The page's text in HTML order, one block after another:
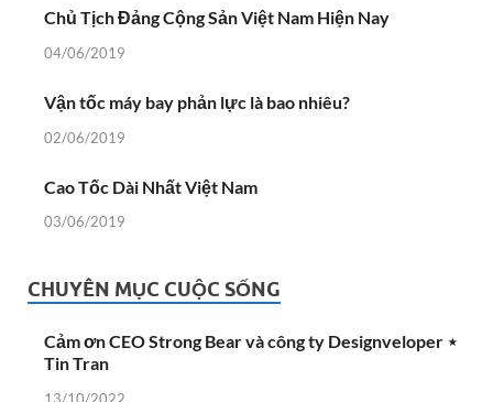
Chủ Tịch Đảng Cộng Sản Việt Nam Hiện Nay
04/06/2019
Vận tốc máy bay phản lực là bao nhiêu?
02/06/2019
Cao Tốc Dài Nhất Việt Nam
03/06/2019
CHUYÊN MỤC CUỘC SỐNG
Cảm ơn CEO Strong Bear và công ty Designveloper ⋆
Tin Tran